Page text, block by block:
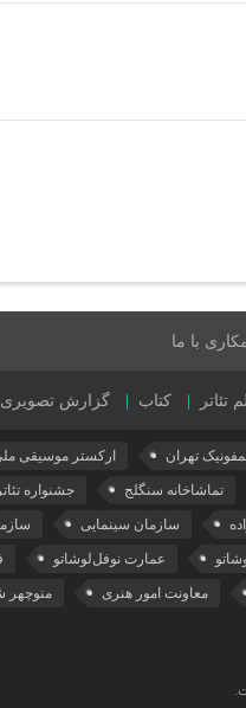
با ما
تئاتر کتاب گزارش تصویری
تهران ارکستر موسیقی
تماشاخانه سنگلج جشنواره
سازمان سینمایی
عمارت نوفل‌لوشاتو
معاونت امور هنری منوچهر